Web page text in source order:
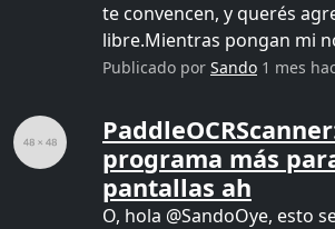
te convencen, y querés
libre.Mientras pongan mi
Publicado por Sando 1 mes
programa más
pantallas ah
O, hola @SandoOye, esto